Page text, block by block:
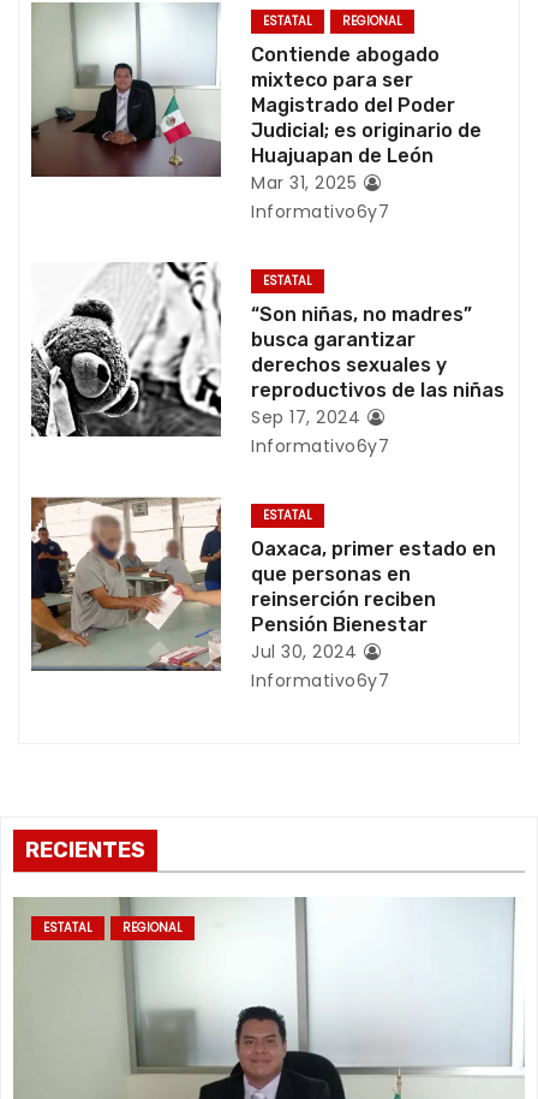
ó
n
e
n
t
r
a
d
a
ESTATAL REGIONAL
Contiende abogado
mixteco para ser
Magistrado del Poder
Judicial; es originario de
Huajuapan de León
Mar 31, 2025
Informativo6y7
ESTATAL
“Son niñas, no madres”
busca garantizar
derechos sexuales y
reproductivos de las niñas
Sep 17, 2024
Informativo6y7
ESTATAL
Oaxaca, primer estado en
que personas en
reinserción reciben
Pensión Bienestar
Jul 30, 2024
Informativo6y7
RECIENTES
ESTATAL REGIONAL